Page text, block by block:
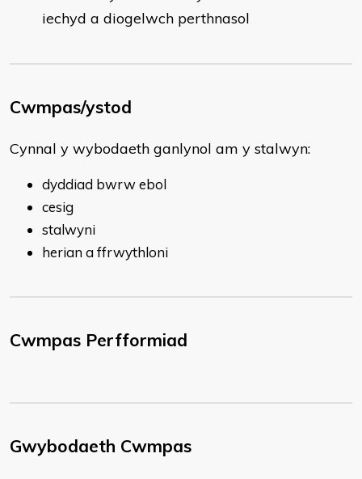
iechyd a diogelwch perthnasol
Cwmpas/ystod
Cynnal y wybodaeth ganlynol am y stalwyn:
dyddiad bwrw ebol
cesig
stalwyni
herian a ffrwythloni
Cwmpas Perfformiad
Gwybodaeth Cwmpas